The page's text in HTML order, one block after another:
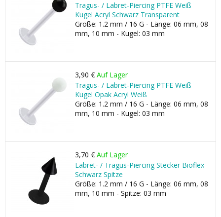
Tragus- / Labret-Piercing PTFE Weiß
Kugel Acryl Schwarz Transparent
Größe: 1.2 mm / 16 G - Länge: 06 mm, 08
mm, 10 mm - Kugel: 03 mm
3,90 € Auf Lager
Tragus- / Labret-Piercing PTFE Weiß
Kugel Opak Acryl Weiß
Größe: 1.2 mm / 16 G - Länge: 06 mm, 08
mm, 10 mm - Kugel: 03 mm
3,70 € Auf Lager
Labret- / Tragus-Piercing Stecker Bioflex
Schwarz Spitze
Größe: 1.2 mm / 16 G - Länge: 06 mm, 08
mm, 10 mm - Spitze: 03 mm